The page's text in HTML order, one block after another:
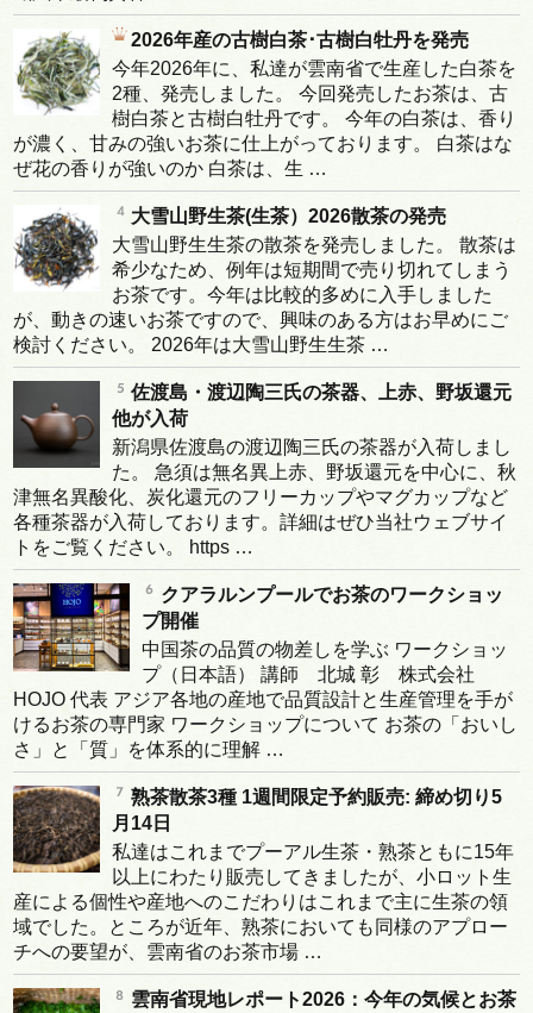
2026年産の古樹白茶･古樹白牡丹を発売
今年2026年に、私達が雲南省で生産した白茶を
2種、発売しました。 今回発売したお茶は、古
樹白茶と古樹白牡丹です。 今年の白茶は、香り
が濃く、甘みの強いお茶に仕上がっております。 白茶はな
ぜ花の香りが強いのか 白茶は、生 …
大雪山野生茶(生茶）2026散茶の発売
大雪山野生生茶の散茶を発売しました。 散茶は
希少なため、例年は短期間で売り切れてしまう
お茶です。今年は比較的多めに入手しました
が、動きの速いお茶ですので、興味のある方はお早めにご
検討ください。 2026年は大雪山野生生茶 …
佐渡島・渡辺陶三氏の茶器、上赤、野坂還元
他が入荷
新潟県佐渡島の渡辺陶三氏の茶器が入荷しまし
た。 急須は無名異上赤、野坂還元を中心に、秋
津無名異酸化、炭化還元のフリーカップやマグカップなど
各種茶器が入荷しております。詳細はぜひ当社ウェブサイ
トをご覧ください。 https …
クアラルンプールでお茶のワークショッ
プ開催
中国茶の品質の物差しを学ぶ ワークショッ
プ（日本語） 講師 北城 彰 株式会社
HOJO 代表 アジア各地の産地で品質設計と生産管理を手が
けるお茶の専門家 ワークショップについて お茶の「おいし
さ」と「質」を体系的に理解 …
熟茶散茶3種 1週間限定予約販売: 締め切り5
月14日
私達はこれまでプーアル生茶・熟茶ともに15年
以上にわたり販売してきましたが、小ロット生
産による個性や産地へのこだわりはこれまで主に生茶の領
域でした。ところが近年、熟茶においても同様のアプロー
チへの要望が、雲南省のお茶市場 …
雲南省現地レポート2026：今年の気候とお茶